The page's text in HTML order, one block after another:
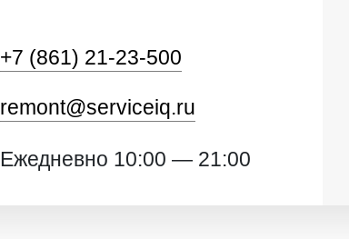
+7 (861) 21-23-500
remont@serviceiq.ru
Ежедневно 10:00 — 21:00